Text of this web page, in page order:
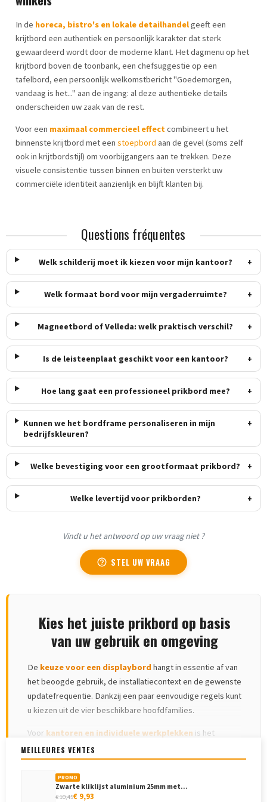
In de horeca, bistro's en lokale detailhandelgeeft een
krijtbord een authentiek en persoonlijk karakter dat sterk
gewaardeerd wordt door de moderne klant. Het dagmenu op het
krijtbord boven de toonbank, een chefsuggestie op een
tafelbord, een persoonlijk welkomstbericht "Goedemorgen,
vandaag is het..." aan de ingang: al deze authentieke details
onderscheiden uw zaak van de rest.
Voor een maximaal commercieel effectcombineert u het
binnenste krijtbord met een stoepbord aan de gevel (soms zelf
ook in krijtbordstijl) om voorbijgangers aan te trekken. Deze
visuele consistentie tussen binnen en buiten versterkt uw
commerciële identiteit aanzienlijk en blijft klanten bij.
Questions fréquentes
Welk schilderij moet ik kiezen voor mijn kantoor? +
Welk formaat bord voor mijn vergaderruimte? +
Magneetbord of Velleda: welk praktisch verschil? +
Is de leisteenplaat geschikt voor een kantoor? +
Hoe lang gaat een professioneel prikbord mee? +
Kunnen we het bordframe personaliseren in mijn
bedrijfskleuren?
+
Welke bevestiging voor een grootformaat prikbord? +
Welke levertijd voor prikborden? +
Vindt u het antwoord op uw vraag niet ?
help_outline STEL UW VRAAG
Kies het juiste prikbord op basis
van uw gebruik en omgeving
De keuze voor een displaybord hangt in essentie af van
het beoogde gebruik, de installatiecontext en de gewenste
updatefrequentie. Dankzij een paar eenvoudige regels kunt
u kiezen uit de vier beschikbare hoofdfamilies.
Voor kantoren en individuele werkplekken is het
compacte magneetbord (60x90cm) over het algemeen
optimaal: hiermee kunt u documenten, notities,
persoonlijke schema's met magneten en snelle dagelijkse
updates weergeven. De leisteenplaat is niet geschikt voor
MEILLEURES VENTES
PROMO
Zwarte kliklijst aluminium 25mm met...
€ 10,45€ 9,93